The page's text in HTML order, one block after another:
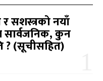
र सशस्त्रको नयाँ
कुन
? (सूचीसहित)